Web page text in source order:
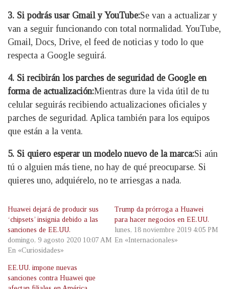
3. Si podrás usar Gmail y YouTube:Se van a actualizar y
van a seguir funcionando con total normalidad. YouTube,
Gmail, Docs, Drive, el feed de noticias y todo lo que
respecta a Google seguirá.
4. Si recibirán los parches de seguridad de Google en
forma de actualización:Mientras dure la vida útil de tu
celular seguirás recibiendo actualizaciones oficiales y
parches de seguridad. Aplica también para los equipos
que están a la venta.
5. Si quiero esperar un modelo nuevo de la marca:Si aún
tú o alguien más tiene, no hay de qué preocuparse. Si
quieres uno, adquiérelo, no te arriesgas a nada.
Huawei dejará de producir sus
‘chipsets’ insignia debido a las
sanciones de EE.UU.
domingo, 9 agosto 2020 10:07 AM
En «Curiosidades»
Trump da prórroga a Huawei
para hacer negocios en EE.UU.
lunes, 18 noviembre 2019 4:05 PM
En «Internacionales»
EE.UU. impone nuevas
sanciones contra Huawei que